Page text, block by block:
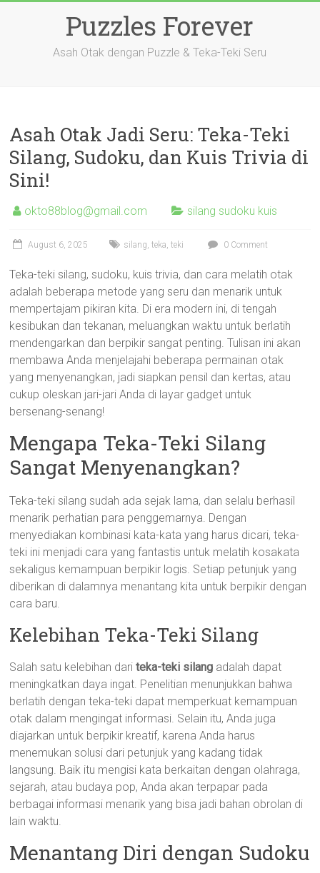
Puzzles Forever
Asah Otak dengan Puzzle & Teka-Teki Seru
Asah Otak Jadi Seru: Teka-Teki
Silang, Sudoku, dan Kuis Trivia di
Sini!
okto88blog@gmail.com silang sudoku kuis
August 6, 2025 silang,teka,teki 0 Comment
Teka-teki silang, sudoku, kuis trivia, dan cara melatih otak
adalah beberapa metode yang seru dan menarik untuk
mempertajam pikiran kita. Di era modern ini, di tengah
kesibukan dan tekanan, meluangkan waktu untuk berlatih
mendengarkan dan berpikir sangat penting. Tulisan ini akan
membawa Anda menjelajahi beberapa permainan otak
yang menyenangkan, jadi siapkan pensil dan kertas, atau
cukup oleskan jari-jari Anda di layar gadget untuk
bersenang-senang!
Mengapa Teka-Teki Silang
Sangat Menyenangkan?
Teka-teki silang sudah ada sejak lama, dan selalu berhasil
menarik perhatian para penggemarnya. Dengan
menyediakan kombinasi kata-kata yang harus dicari, teka-
teki ini menjadi cara yang fantastis untuk melatih kosakata
sekaligus kemampuan berpikir logis. Setiap petunjuk yang
diberikan di dalamnya menantang kita untuk berpikir dengan
cara baru.
Kelebihan Teka-Teki Silang
Salah satu kelebihan dariteka-teki silang adalah dapat
meningkatkan daya ingat. Penelitian menunjukkan bahwa
berlatih dengan teka-teki dapat memperkuat kemampuan
otak dalam mengingat informasi. Selain itu, Anda juga
diajarkan untuk berpikir kreatif, karena Anda harus
menemukan solusi dari petunjuk yang kadang tidak
langsung. Baik itu mengisi kata berkaitan dengan olahraga,
sejarah, atau budaya pop, Anda akan terpapar pada
berbagai informasi menarik yang bisa jadi bahan obrolan di
lain waktu.
Menantang Diri dengan Sudoku